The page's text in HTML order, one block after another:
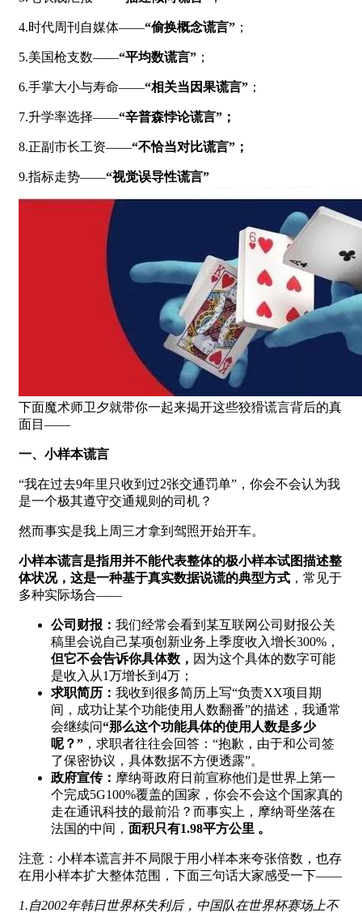
4.时代周刊自媒体——“偷换概念谎言” ；
5.美国枪支数——“平均数谎言” ；
6.手掌大小与寿命——“相关当因果谎言” ；
7.升学率选择——“辛普森悖论谎言”；
8.正副市长工资——“不恰当对比谎言”；
9.指标走势——“视觉误导性谎言”
下面魔术师卫夕就带你一起来揭开这些狡猾谎言背后的真
面目——
一、小样本谎言
“我在过去9年里只收到过2张交通罚单”，你会不会认为我
是一个极其遵守交通规则的司机？
然而事实是我上周三才拿到驾照开始开车。
小样本谎言是指用并不能代表整体的极小样本试图描述整
体状况，这是一种基于真实数据说谎的典型方式 ，常见于
多种实际场合——
公司财报： 我们经常会看到某互联网公司财报公关
稿里会说自己某项创新业务上季度收入增长300%，
但它不会告诉你具体数， 因为这个具体的数字可能
是收入从1万增长到4万；
求职简历： 我收到很多简历上写“负责XX项目期
间，成功让某个功能使用人数翻番”的描述，我通常
会继续问“那么这个功能具体的使用人数是多少
呢？” ，求职者往往会回答：“抱歉，由于和公司签
了保密协议，具体数据不方便透露”。
政府宣传： 摩纳哥政府日前宣称他们是世界上第一
个完成5G100%覆盖的国家，你会不会这个国家真的
走在通讯科技的最前沿？而事实上，摩纳哥坐落在
法国的中间， 面积只有1.98平方公里 。
注意：小样本谎言并不局限于用小样本来夸张倍数，也存
在用小样本扩大整体范围，下面三句话大家感受一下——
1.自2002年韩日世界杯失利后，中国队在世界杯赛场上不